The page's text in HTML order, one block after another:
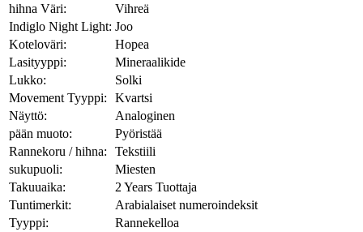
hihna Väri:
Vihreä
Indiglo Night Light: Joo
Koteloväri:
Hopea
Lasityyppi:
Mineraalikide
Lukko:
Solki
Movement Tyyppi:
Kvartsi
Näyttö:
Analoginen
pään muoto:
Pyöristää
Rannekoru / hihna:
Tekstiili
sukupuoli:
Miesten
Takuuaika:
2 Years Tuottaja
Tuntimerkit:
Arabialaiset numeroindeksit
Tyyppi:
Rannekelloa